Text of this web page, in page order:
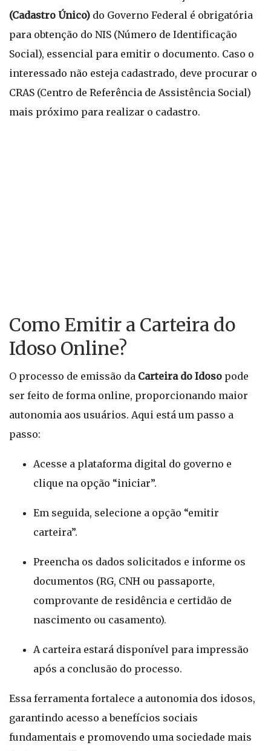
(Cadastro Único) do Governo Federal é obrigatória
para obtenção do NIS (Número de Identificação
Social), essencial para emitir o documento. Caso o
interessado não esteja cadastrado, deve procurar o
CRAS (Centro de Referência de Assistência Social)
mais próximo para realizar o cadastro.
Como Emitir a Carteira do
Idoso Online?
O processo de emissão da Carteira do Idoso pode
ser feito de forma online, proporcionando maior
autonomia aos usuários. Aqui está um passo a
passo:
Acesse a plataforma digital do governo e
clique na opção “iniciar”.
Em seguida, selecione a opção “emitir
carteira”.
Preencha os dados solicitados e informe os
documentos (RG, CNH ou passaporte,
comprovante de residência e certidão de
nascimento ou casamento).
A carteira estará disponível para impressão
após a conclusão do processo.
Essa ferramenta fortalece a autonomia dos idosos,
garantindo acesso a benefícios sociais
fundamentais e promovendo uma sociedade mais